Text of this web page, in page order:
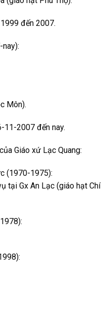
đến 2007.
nay):
Môn).
11-2007 đến nay.
Giáo xứ Lạc Quang:
(1970-1975):
tại Gx An Lạc (giáo hạt Chí